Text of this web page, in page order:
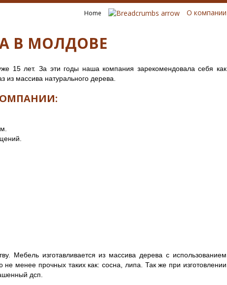
Home О компании
В МОЛДОВЕ
15 лет. За эти годы наша компания зарекомендовала себя как
из массива натурального дерева.
Мебель изготавливается из массива дерева с использованием
менее прочных таких как: сосна, липа. Так же при изготовлении
дсп.